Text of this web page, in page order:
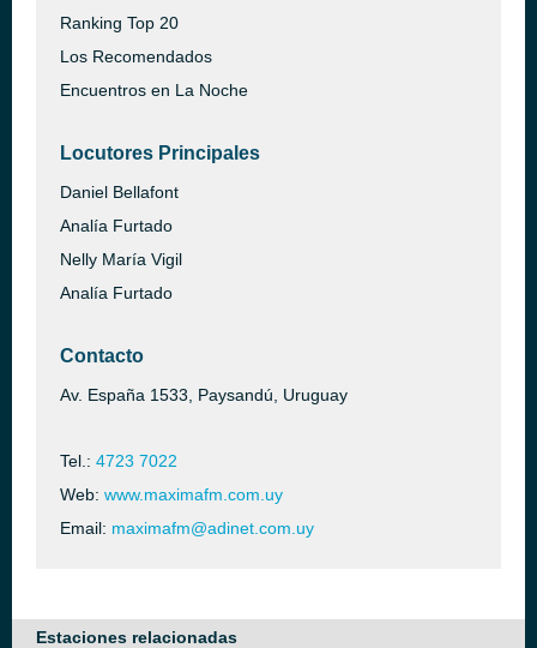
Ranking Top 20
Los Recomendados
Encuentros en La Noche
Locutores Principales
Daniel Bellafont
Analía Furtado
Nelly María Vigil
Analía Furtado
Contacto
Av. España 1533, Paysandú, Uruguay
Tel.: 4723 7022
Web: www.maximafm.com.uy
Email: maximafm@adinet.com.uy
Estaciones relacionadas